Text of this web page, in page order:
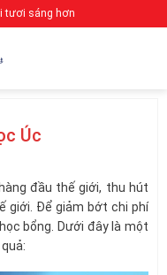
tươi sáng hơn
Úc
đầu thế giới, thu hút
giới. Để giảm bớt chi phí
bổng. Dưới đây là một